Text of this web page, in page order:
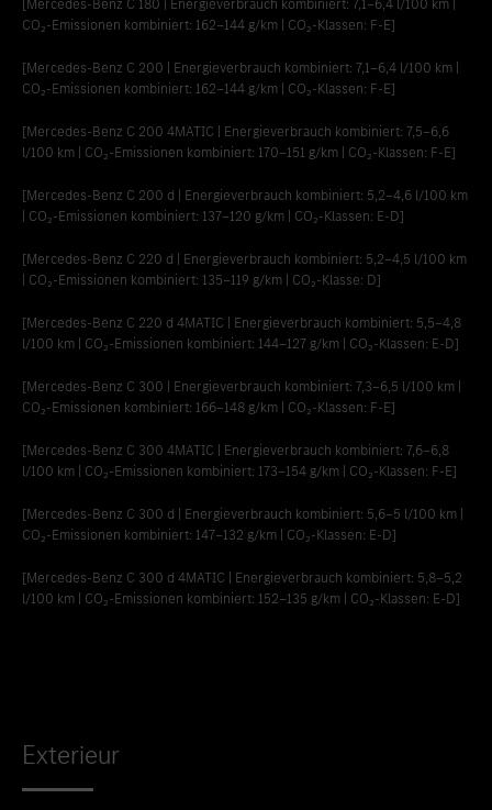
[Mercedes-Benz C 180 | Energieverbrauch kombiniert: 7,1‒6,4 l/100 km |
CO₂-Emissionen kombiniert: 162‒144 g/km | CO₂-Klassen: F-E]
[Mercedes-Benz C 200 | Energieverbrauch kombiniert: 7,1‒6,4 l/100 km |
CO₂-Emissionen kombiniert: 162‒144 g/km | CO₂-Klassen: F-E]
[Mercedes-Benz C 200 4MATIC | Energieverbrauch kombiniert: 7,5‒6,6
l/100 km | CO₂-Emissionen kombiniert: 170‒151 g/km | CO₂-Klassen: F-E]
[Mercedes-Benz C 200 d | Energieverbrauch kombiniert: 5,2‒4,6 l/100 km
| CO₂-Emissionen kombiniert: 137‒120 g/km | CO₂-Klassen: E-D]
[Mercedes-Benz C 220 d | Energieverbrauch kombiniert: 5,2‒4,5 l/100 km
| CO₂-Emissionen kombiniert: 135‒119 g/km | CO₂-Klasse: D]
[Mercedes-Benz C 220 d 4MATIC | Energieverbrauch kombiniert: 5,5‒4,8
l/100 km | CO₂-Emissionen kombiniert: 144‒127 g/km | CO₂-Klassen: E-D]
[Mercedes-Benz C 300 | Energieverbrauch kombiniert: 7,3‒6,5 l/100 km |
CO₂-Emissionen kombiniert: 166‒148 g/km | CO₂-Klassen: F-E]
[Mercedes-Benz C 300 4MATIC | Energieverbrauch kombiniert: 7,6‒6,8
l/100 km | CO₂-Emissionen kombiniert: 173‒154 g/km | CO₂-Klassen: F-E]
[Mercedes-Benz C 300 d | Energieverbrauch kombiniert: 5,6‒5 l/100 km |
CO₂-Emissionen kombiniert: 147‒132 g/km | CO₂-Klassen: E-D]
[Mercedes-Benz C 300 d 4MATIC | Energieverbrauch kombiniert: 5,8‒5,2
l/100 km | CO₂-Emissionen kombiniert: 152‒135 g/km | CO₂-Klassen: E-D]
Exterieur